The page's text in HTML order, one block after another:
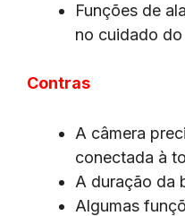
Funções de
no cuidado do
Contras
A câmera
conectada à
A duração da
Algumas